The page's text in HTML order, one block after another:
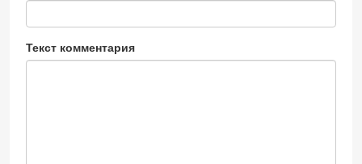
Текст комментария